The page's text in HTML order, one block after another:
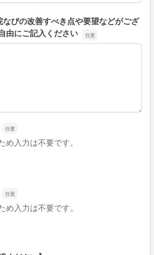
びの改善すべき点や要望などがござ
由にご記入ください
びの改善すべき点や要望などがござい
め入力は不要です。
め入力は不要です。